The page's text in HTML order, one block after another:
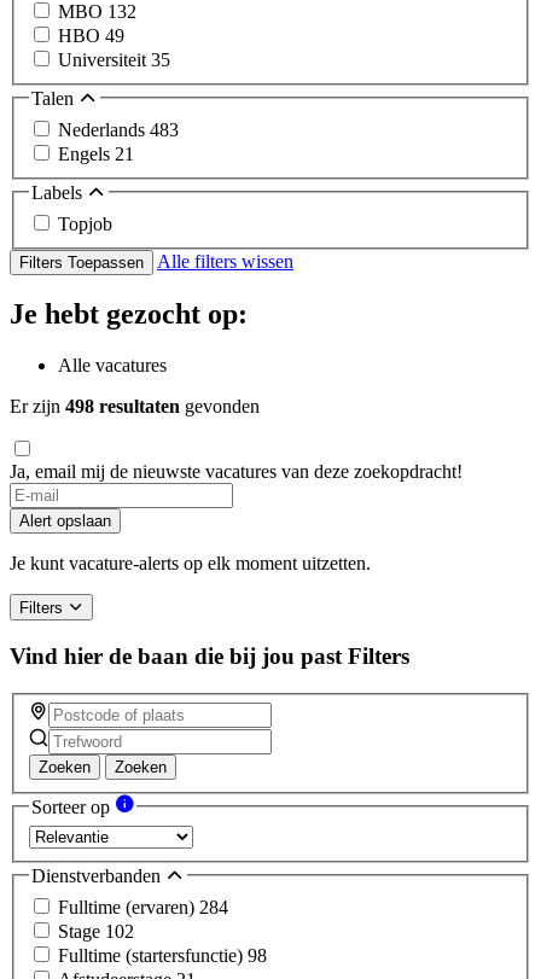
MBO 132
HBO 49
Universiteit 35
Talen
Nederlands 483
Engels 21
Labels
Topjob
Filters Toepassen Alle filters wissen
Je hebt gezocht op:
Alle vacatures
Er zijn 498 resultaten gevonden
Ja, email mij de nieuwste vacatures van deze zoekopdracht!
If
you
are
a
ignore
this
field
Alert opslaan
Je kunt vacature-alerts op elk moment uitzetten.
Filters
Vind hier de baan die bij jou past Filters
Zoeken Zoeken
Sorteer op
Dienstverbanden
Fulltime (ervaren) 284
Stage 102
Fulltime (startersfunctie) 98